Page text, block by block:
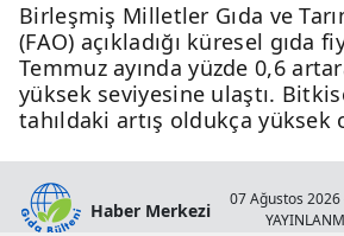
Birleşmiş Milletler Gıda ve
(FAO) açıkladığı küresel gıda
Temmuz ayında yüzde 0,6
yüksek seviyesine ulaştı.
tahıldaki artış oldukça yüksek
Haber Merkezi
07 Ağustos 2026